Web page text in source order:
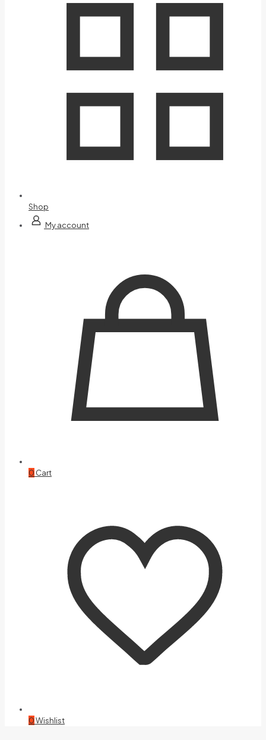
Shop
My account
0 Cart
0Wishlist